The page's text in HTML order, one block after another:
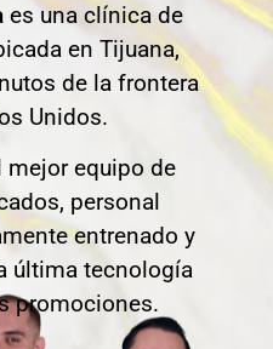
es una clínica de
en Tijuana,
de la frontera
Unidos.
mejor equipo de
personal
entrenado y
última tecnología
promociones.